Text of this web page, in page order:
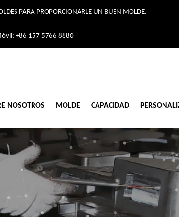
PARA PROPORCIONARLE UN BUEN MOLDE.
+86 157 5766 8880
NOSOTROS MOLDE CAPACIDAD